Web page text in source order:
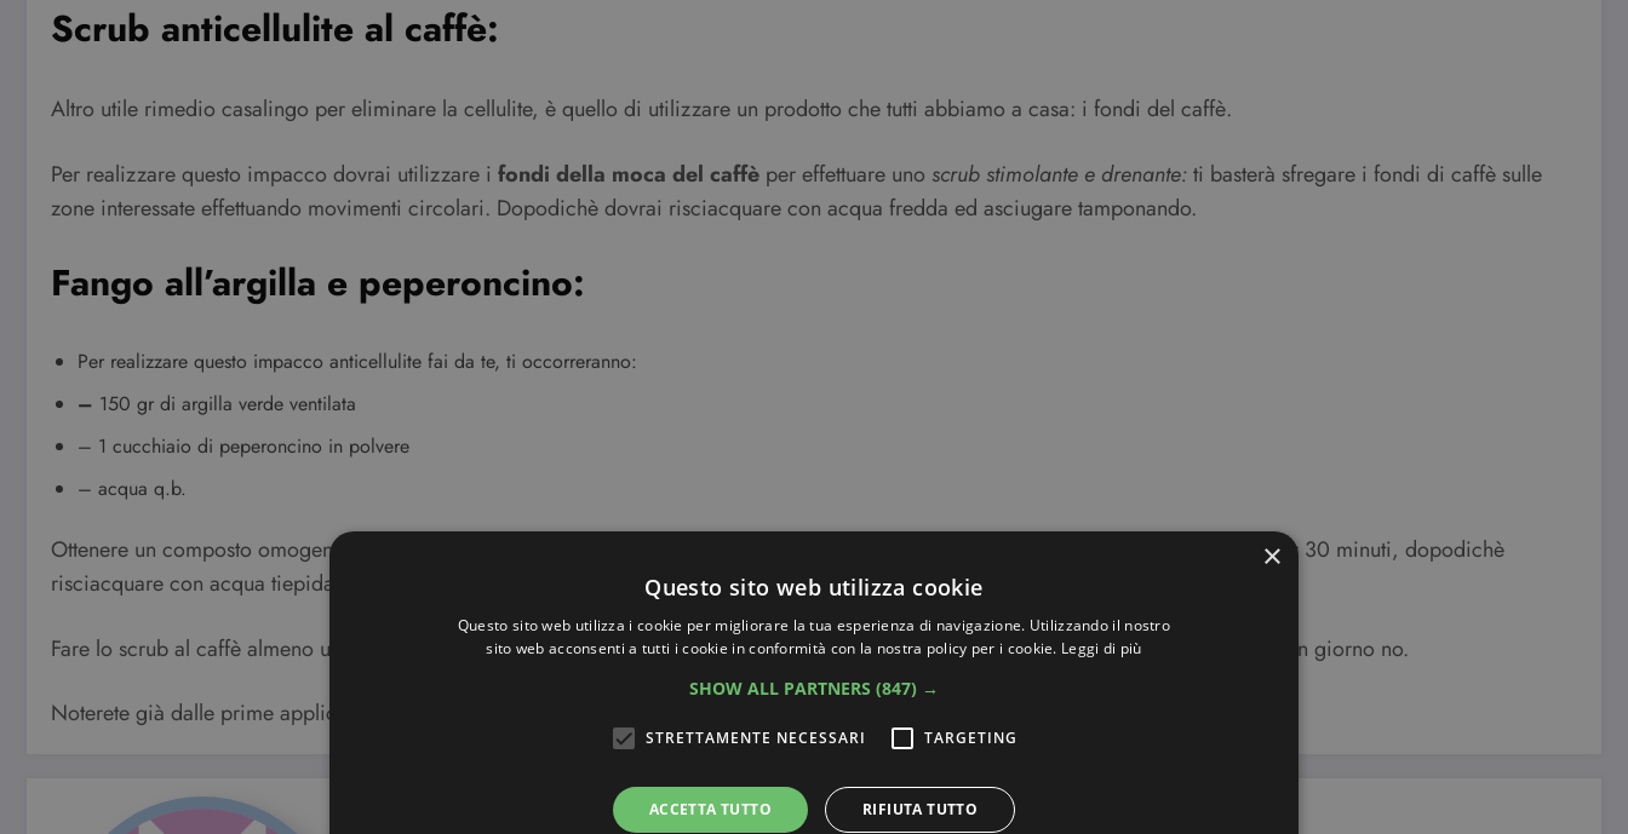
Scrub anticellulite al caffè:
Altro utile rimedio casalingo per eliminare la cellulite, è quello di utilizzare un prodotto che tutti abbiamo a casa: i fondi del caffè.
Per realizzare questo impacco dovrai utilizzare i fondi della moca del caffè per effettuare uno scrub stimolante e drenante:ti basterà sfregare i fondi di caffè sulle
zone interessate effettuando movimenti circolari. Dopodichè dovrai risciacquare con acqua fredda ed asciugare tamponando.
Fango all’argilla e peperoncino:
Per realizzare questo impacco anticellulite fai da te, ti occorreranno:
– 150 gr di argilla verde ventilata
– 1 cucchiaio di peperoncino in polvere
– acqua q.b.
Ottenere un composto omogeneo e denso come un fango da applicare poi sulle zone interessate e ricoprire con pellicola trasparente per 30 minuti, dopodichè
risciacquare con acqua tiepida.
Fare lo scrub al caffè almeno una volta a settimana, mentre gli impacchi al cacao si possono alternare ai fanghi all’argilla un giorno si e un giorno no.
Noterete già dalle prime applicazioni che la vostra pelle sarà più liscia… Provate!
×
Questo sito web utilizza cookie
Questo sito web utilizza i cookie per migliorare la tua esperienza di navigazione. Utilizzando il nostro
sito web acconsenti a tutti i cookie in conformità con la nostra policy per i cookie. Leggi di più
SHOW ALL PARTNERS (847) →
STRETTAMENTE NECESSARI TARGETING
ACCETTA TUTTO RIFIUTA TUTTO